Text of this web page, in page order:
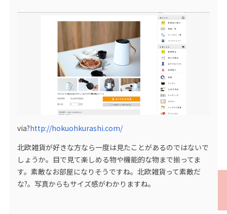
via?http://hokuohkurashi.com/
北欧雑貨が好きな方なら一度は見たことがあるのではないで
しょうか。目で見て楽しめる物や機能的な物まで揃ってま
す。素敵なお部屋になりそうですね。北欧雑貨って素敵だ
な?。写真からもサイズ感がわかりますね。